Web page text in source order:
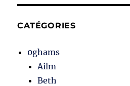
CATÉGORIES
0ghams
Ailm
Beth